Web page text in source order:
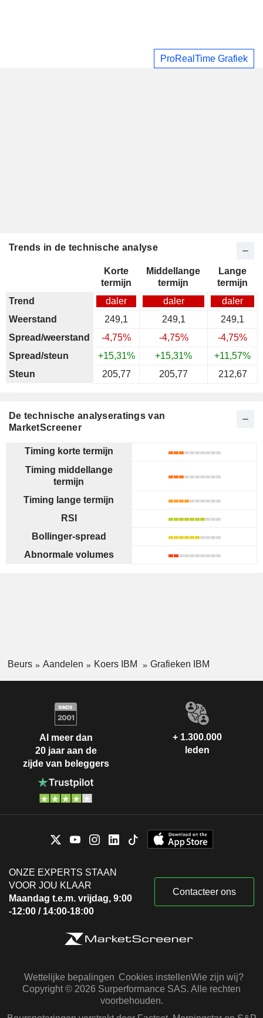
ProRealTime Grafiek
Trends in de technische analyse
Korte
termijn
Middellange
termijn
Lange
termijn
Trend
daler daler
daler
Weerstand
249,1 249,1
249,1
Spread/weerstand
-4,75% -4,75%
-4,75%
Spread/steun
+15,31% +15,31%
+11,57%
Steun
205,77 205,77 212,67
De technische analyseratings van
MarketScreener
Timing korte termijn
Timing middellange
termijn
Timing lange termijn
RSI
Bollinger-spread
Abnormale volumes
Beurs Aandelen Koers IBM Grafieken IBM
Al meer dan
20 jaar aan de
zijde van beleggers
+ 1.300.000
leden
ONZE EXPERTS STAAN
VOOR JOU KLAAR
Maandag t.e.m. vrijdag, 9:00
-12:00 / 14:00-18:00
Contacteer ons
Wettelijke bepalingen Cookies instellenWie zijn wij?
Copyright © 2026 Surperformance SAS. Alle rechten
voorbehouden.